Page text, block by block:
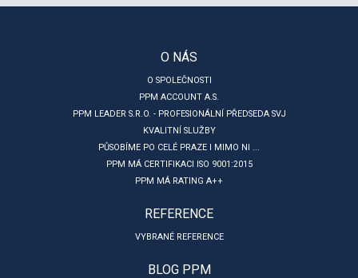
O NÁS
O SPOLEČNOSTI
PPM ACCOUNT A.S.
PPM LEADER S.R.O. - PROFESIONÁLNÍ PŘEDSEDA SVJ
KVALITNÍ SLUŽBY
PŮSOBÍME PO CELÉ PRAZE I MIMO NI ...
PPM MÁ CERTIFIKACI ISO 9001:2015
PPM MÁ RATING A++
REFERENCE
VYBRANÉ REFERENCE
BLOG PPM